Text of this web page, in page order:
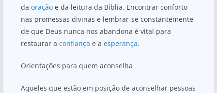
da oraçãoe da leitura da Bíblia. Encontrar conforto
nas promessas divinas e lembrar-se constantemente
de que Deus nunca nos abandona é vital para
restaurar a confiança e a esperança.
Orientações para quem aconselha
Aqueles que estão em posição de aconselhar pessoas